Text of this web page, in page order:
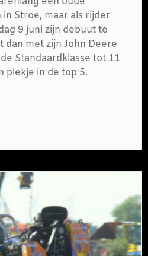
Stroe, maar als rijder
9 juni zijn debuut te
dan met zijn John Deere
Standaardklasse tot 11
plekje in de top 5.